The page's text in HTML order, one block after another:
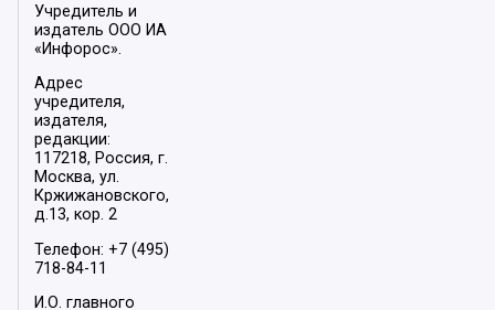
Учредитель и
издатель ООО ИА
«Инфорос».
Адрес
учредителя,
издателя,
редакции:
117218, Россия, г.
Москва, ул.
Кржижановского,
д.13, кор. 2
Телефон: +7 (495)
718-84-11
И.О. главного